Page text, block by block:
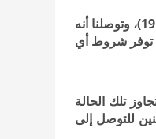
وأخيراً تناول البحث مدى توفر شروط الإفلاس على التاجر المتوقف عن دفع ديونه بسبب فيروس كورونا المستجد (كوڨيد19)، وتوصلنا أنه
توفر شروط أي
تلك الحالة
للتوصل إلى